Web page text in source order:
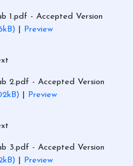
1.pdf - Accepted Version
Preview
2.pdf - Accepted Version
Preview
3.pdf - Accepted Version
Preview